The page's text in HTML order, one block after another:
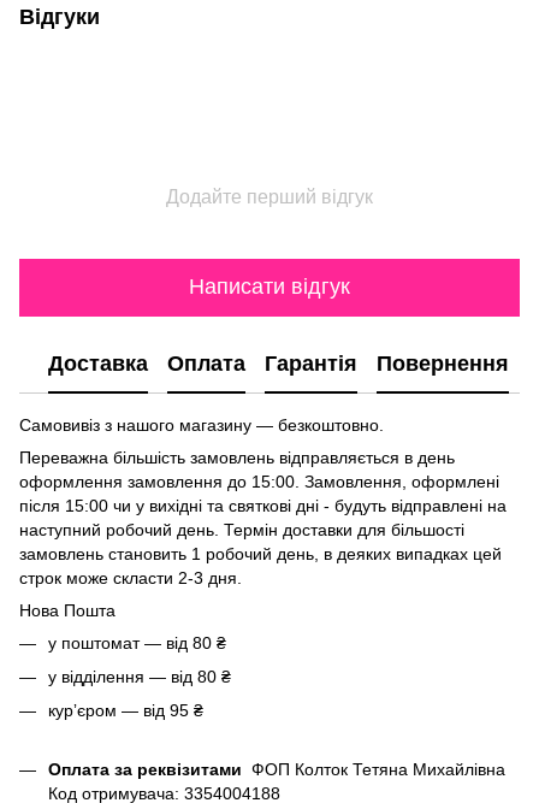
Відгуки
Додайте перший відгук
Написати відгук
Доставка Оплата Гарантія Повернення
Самовивіз з нашого магазину — безкоштовно.
Переважна більшість замовлень відправляється в день
оформлення замовлення до 15:00. Замовлення, оформлені
після 15:00 чи у вихідні та святкові дні - будуть відправлені на
наступний робочий день. Термін доставки для більшості
замовлень становить 1 робочий день, в деяких випадках цей
строк може скласти 2-3 дня.
Нова Пошта
у поштомат — від 80 ₴
у відділення — від 80 ₴
курʼєром — від 95 ₴
Оплата за реквізитами ФОП Колток Тетяна Михайлівна
Код отримувача: 3354004188